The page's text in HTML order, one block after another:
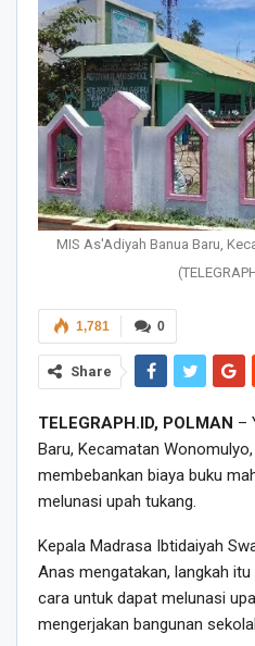
MIS As'Adiyah Banua Baru,
0
1,781
Share
TELEGRAPH.ID, POLMAN –
Baru, Kecamatan
membebankan biaya buku
melunasi upah tukang.
Kepala Madrasa Ibtidaiyah
Anas mengatakan, langkah
cara untuk dapat melunasi
mengerjakan bangunan